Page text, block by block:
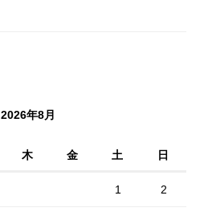
2026年8月
木 金 土 日
1 2